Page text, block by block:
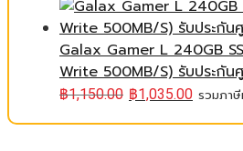
Galax Gamer L 240GB
Write 500MB/S) รับประกั
฿1,150.00 ฿1,035.00 รวมภา